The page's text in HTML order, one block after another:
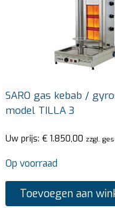
SARO gas kebab /
model TILLA 3
Uw prijs: €1.850,00 zzgl.
Op voorraad
Toevoegen aan